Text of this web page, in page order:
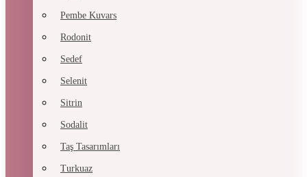
Pembe Kuvars
Rodonit
Sedef
Selenit
Sitrin
Sodalit
Taş Tasarımları
Turkuaz